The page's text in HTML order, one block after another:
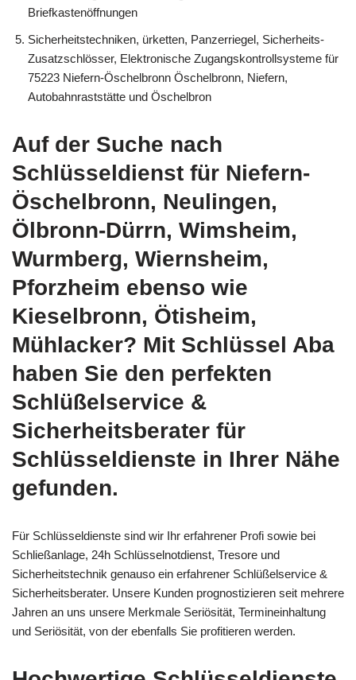
Briefkastenöffnungen
Sicherheitstechniken, ürketten, Panzerriegel, Sicherheits-
Zusatzschlösser, Elektronische Zugangskontrollsysteme für
75223 Niefern-Öschelbronn Öschelbronn, Niefern,
Autobahnraststätte und Öschelbron
Auf der Suche nach
Schlüsseldienst für Niefern-
Öschelbronn, Neulingen,
Ölbronn-Dürrn, Wimsheim,
Wurmberg, Wiernsheim,
Pforzheim ebenso wie
Kieselbronn, Ötisheim,
Mühlacker? Mit Schlüssel Aba
haben Sie den perfekten
Schlüßelservice &
Sicherheitsberater für
Schlüsseldienste in Ihrer Nähe
gefunden.
Für Schlüsseldienste sind wir Ihr erfahrener Profi sowie bei
Schließanlage, 24h Schlüsselnotdienst, Tresore und
Sicherheitstechnik genauso ein erfahrener Schlüßelservice &
Sicherheitsberater. Unsere Kunden prognostizieren seit mehrere
Jahren an uns unsere Merkmale Seriösität, Termineinhaltung
und Seriösität, von der ebenfalls Sie profitieren werden.